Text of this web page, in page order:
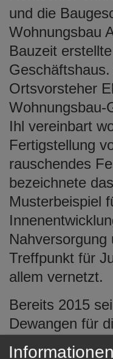
und die
Wohnungsbau
Bauzeit
Ortsvorsteher
Wohnungsbau-
Ihl vereinbart
Fertigstellung
rauschendes
bezeichnete
Musterbeispiel
Nahversorgung
Treffpunkt für
allem vernetzt.
Bereits 2015
Dewangen für
eigenen